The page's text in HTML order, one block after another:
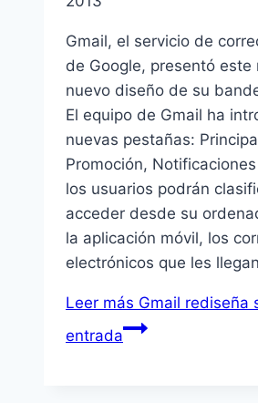
Gmail, el servicio de
de Google, presentó este
nuevo diseño de su
El equipo de Gmail ha
nuevas pestañas:
Promoción,
los usuarios podrán
acceder desde su
la aplicación móvil, los
electrónicos que les
Leer más Gmail rediseña
entrada